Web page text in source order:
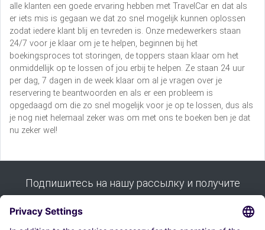
alle klanten een goede ervaring hebben met TravelCar en dat als
er iets mis is gegaan we dat zo snel mogelijk kunnen oplossen
zodat iedere klant blij en tevreden is. Onze medewerkers staan
24/7 voor je klaar om je te helpen, beginnen bij het
boekingsproces tot storingen, de toppers staan klaar om het
onmiddellijk op te lossen of jou erbij te helpen. Ze staan 24 uur
per dag, 7 dagen in de week klaar om al je vragen over je
reservering te beantwoorden en als er een probleem is
opgedaagd om die zo snel mogelijk voor je op te lossen, dus als
je nog niet helemaal zeker was om met ons te boeken ben je dat
nu zeker wel!
Подпишитесь на нашу рассылку и получите
все наши советы: